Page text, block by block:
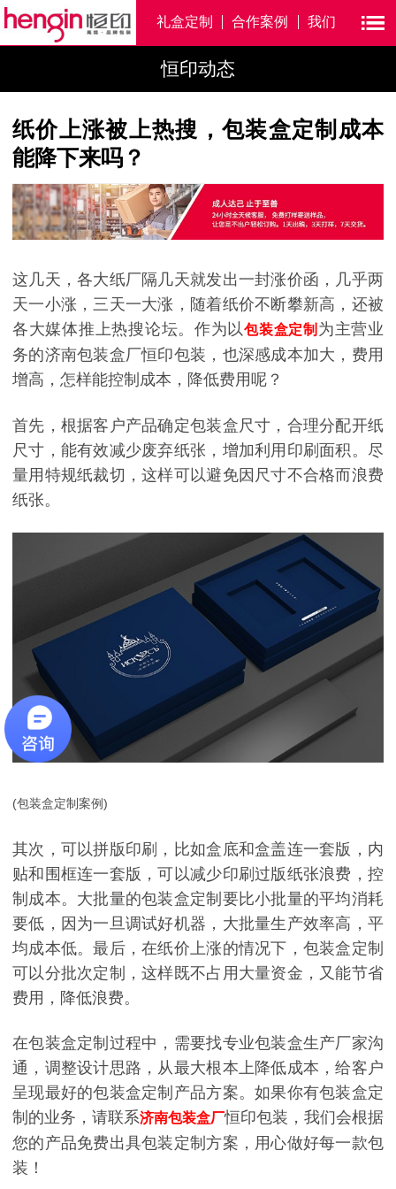
礼盒定制 合作案例 我们
恒印动态
纸价上涨被上热搜，包装盒定制成本
能降下来吗？
这几天，各大纸厂隔几天就发出一封涨价函，几乎两
天一小涨，三天一大涨，随着纸价不断攀新高，还被
各大媒体推上热搜论坛。作为以包装盒定制 为主营业
务的济南包装盒厂恒印包装，也深感成本加大，费用
增高，怎样能控制成本，降低费用呢？
首先，根据客户产品确定包装盒尺寸，合理分配开纸
尺寸，能有效减少废弃纸张，增加利用印刷面积。尽
量用特规纸裁切，这样可以避免因尺寸不合格而浪费
纸张。
(包装盒定制案例)
其次，可以拼版印刷，比如盒底和盒盖连一套版，内
贴和围框连一套版，可以减少印刷过版纸张浪费，控
制成本。大批量的包装盒定制要比小批量的平均消耗
要低，因为一旦调试好机器，大批量生产效率高，平
均成本低。最后，在纸价上涨的情况下，包装盒定制
可以分批次定制，这样既不占用大量资金，又能节省
费用，降低浪费。
在包装盒定制过程中，需要找专业包装盒生产厂家沟
通，调整设计思路，从最大根本上降低成本，给客户
呈现最好的包装盒定制产品方案。如果你有包装盒定
制的业务，请联系济南包装盒厂恒印包装，我们会根据
您的产品免费出具包装定制方案，用心做好每一款包
装！